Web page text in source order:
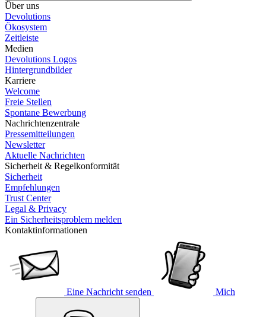
Über uns
Devolutions
Ökosystem
Zeitleiste
Medien
Devolutions Logos
Hintergrundbilder
Karriere
Welcome
Freie Stellen
Spontane Bewerbung
Nachrichtenzentrale
Pressemitteilungen
Newsletter
Aktuelle Nachrichten
Sicherheit & Regelkonformität
Sicherheit
Empfehlungen
Trust Center
Legal & Privacy
Ein Sicherheitsproblem melden
Kontaktinformationen
Eine Nachricht senden Mich